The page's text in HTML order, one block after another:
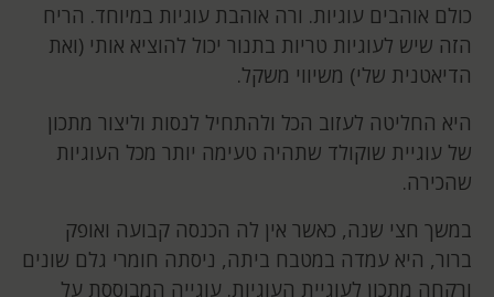
כולם אוהבים עוגיות. ורה אוהבת עוגיות במיוחד. הריח
הזה שיש לעוגיות טריות בתנור יכול להוציא אותי (ואת
הדיאטנית שלי) משיווי משקל.
היא החליטה לעזוב הכל ולהתחיל לנסות וליצור מתכון
של עוגיית שוקולד שתהיה טעימה יותר מכל העוגיות
שהכירה.
במשך חצי שנה, כאשר אין לה הכנסה קבועה ואופק
ברור, היא עמדה במטבח ביתה, ניסתה חומרי גלם שונים
ורקחה מתכון לעוגיית העוגיות. עוגייה המבוססת על